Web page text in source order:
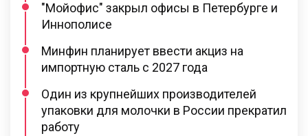
"Мойофис" закрыл офисы в Петербурге и
Иннополисе
Минфин планирует ввести акциз на
импортную сталь с 2027 года
Один из крупнейших производителей
упаковки для молочки в России прекратил
работу